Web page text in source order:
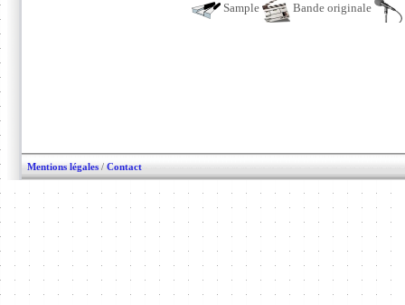
Sample Bande originale
Mentions légales / Contact